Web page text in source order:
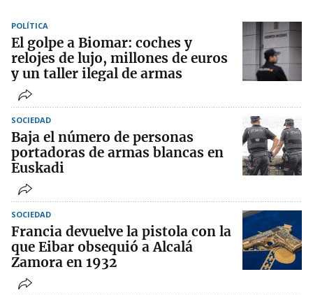
POLÍTICA
El golpe a Biomar: coches y
relojes de lujo, millones de euros
y un taller ilegal de armas
SOCIEDAD
Baja el número de personas
portadoras de armas blancas en
Euskadi
SOCIEDAD
Francia devuelve la pistola con la
que Eibar obsequió a Alcalá
Zamora en 1932